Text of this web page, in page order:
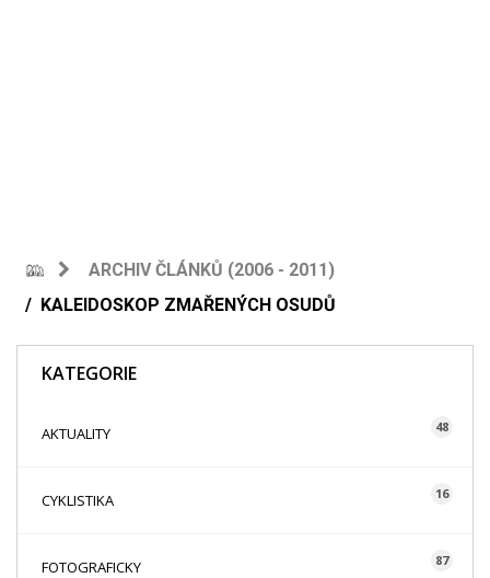
ARCHIV ČLÁNKŮ (2006 - 2011)
KALEIDOSKOP ZMAŘENÝCH OSUDŮ
KATEGORIE
AKTUALITY 48
CYKLISTIKA 16
FOTOGRAFICKY 87